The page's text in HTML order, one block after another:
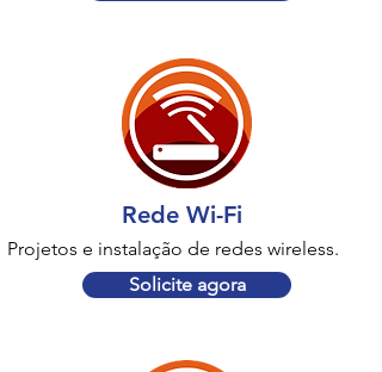
Rede Wi-Fi
Projetos e instalação de redes wireless.
Solicite agora